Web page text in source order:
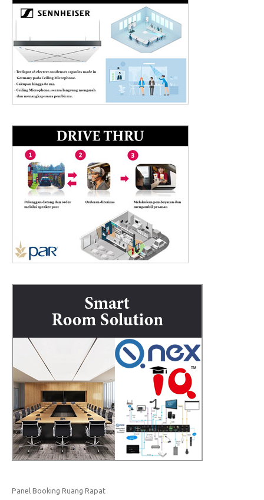
Panel Booking Ruang Rapat